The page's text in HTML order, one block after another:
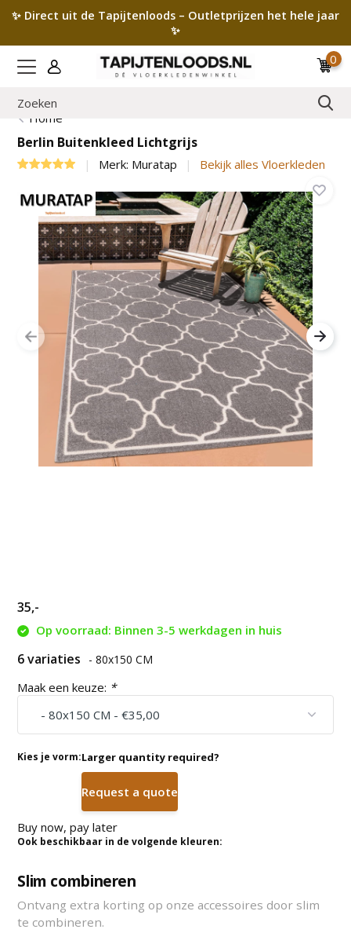
✨ Direct uit de Tapijtenloods – Outletprijzen het hele jaar
✨
0
Home
Berlin Buitenkleed Lichtgrijs
Merk: Muratap Bekijk alles Vloerkleden
35,-
Op voorraad: Binnen 3-5 werkdagen in huis
6 variaties - 80x150 CM
Maak een keuze: *
Kies je vorm:Larger quantity required?
Request a quote
Buy now, pay later
Ook beschikbaar in de volgende kleuren:
Slim combineren
Ontvang extra korting op onze accessoires door slim
te combineren.